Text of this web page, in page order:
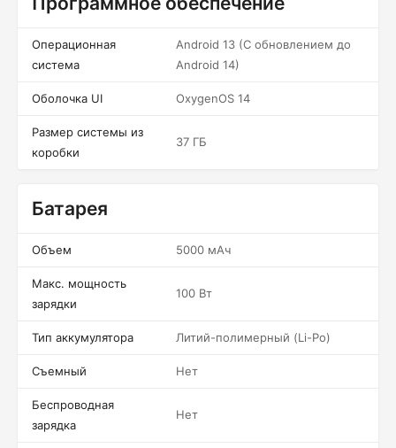
Операционная
система
Android 13 (С обновлением до
Android 14)
Оболочка UI OxygenOS 14
Размер системы из
коробки
37 ГБ
Батарея
Объем 5000 мАч
Макс. мощность
зарядки
100 Вт
Тип аккумулятора Литий-полимерный (Li-Po)
Съемный Нет
Беспроводная
зарядка
Нет